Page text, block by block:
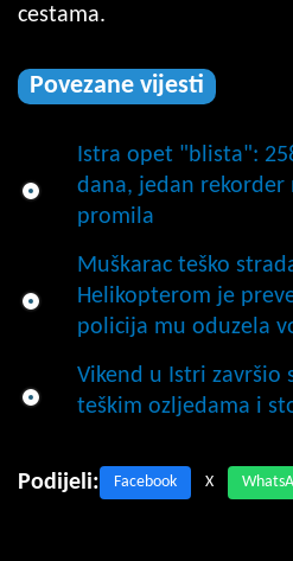
cestama.
Povezane vijesti
Istra opet "blista":
dana, jedan
promila
Muškarac teško
Helikopterom je
policija mu oduzela
Vikend u Istri završio
teškim ozljedama i
Podijeli: Facebook X